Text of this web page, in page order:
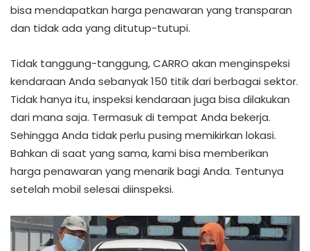
bisa mendapatkan harga penawaran yang transparan
dan tidak ada yang ditutup-tutupi.
Tidak tanggung-tanggung, CARRO akan menginspeksi
kendaraan Anda sebanyak 150 titik dari berbagai sektor.
Tidak hanya itu, inspeksi kendaraan juga bisa dilakukan
dari mana saja. Termasuk di tempat Anda bekerja.
Sehingga Anda tidak perlu pusing memikirkan lokasi.
Bahkan di saat yang sama, kami bisa memberikan
harga penawaran yang menarik bagi Anda. Tentunya
setelah mobil selesai diinspeksi.